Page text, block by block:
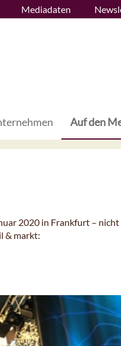
Mediadaten
Auf den
2020 in Frankfurt – nicht
& markt: